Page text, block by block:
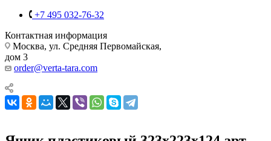
+7 495 032-76-32
Контактная информация
Москва, ул. Средняя Первомайская,
дом 3
order@verta-tara.com